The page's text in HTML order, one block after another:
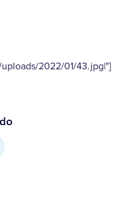
2022/01/43.jpg|"]